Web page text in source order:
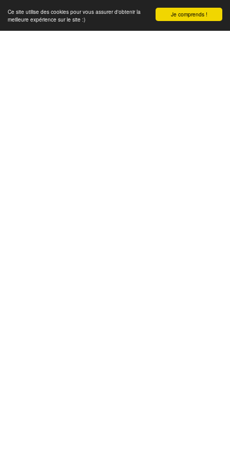
Je comprends !
Ce site utilise des cookies pour vous assurer d'obtenir la
meilleure expérience sur le site :)